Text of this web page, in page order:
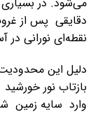
دقایقی پس از
نقطه‌ای نورانی
دلیل این
وارد سایه زمین